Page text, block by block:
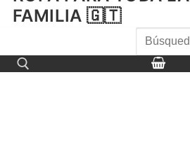
FAMILIA 🇬🇹
Buscar
por: